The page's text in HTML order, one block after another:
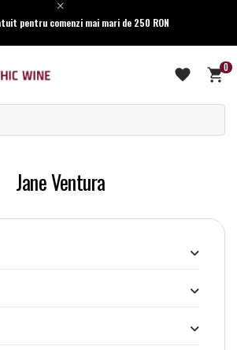
pentru comenzi mai mari de 250 RON
0
Jane Ventura